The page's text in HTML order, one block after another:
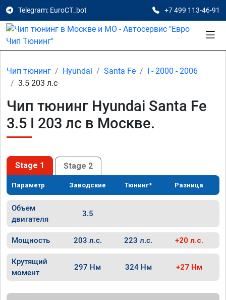
Telegram: EuroCT_bot +7 499 113-46-91
Чип тюнинг Hyundai Santa Fe
I - 2000 - 2006
3.5 203 л.с
Чип тюнинг Hyundai Santa Fe
3.5 I 203 лс в Москве.
Stage 1 Stage 2
Параметр Заводские Тюнинг* Разница
Объем
двигателя
3.5
Мощность 203 л.с. 223 л.с. +20 л.с.
Крутящий
момент
297 Нм 324 Нм +27 Нм